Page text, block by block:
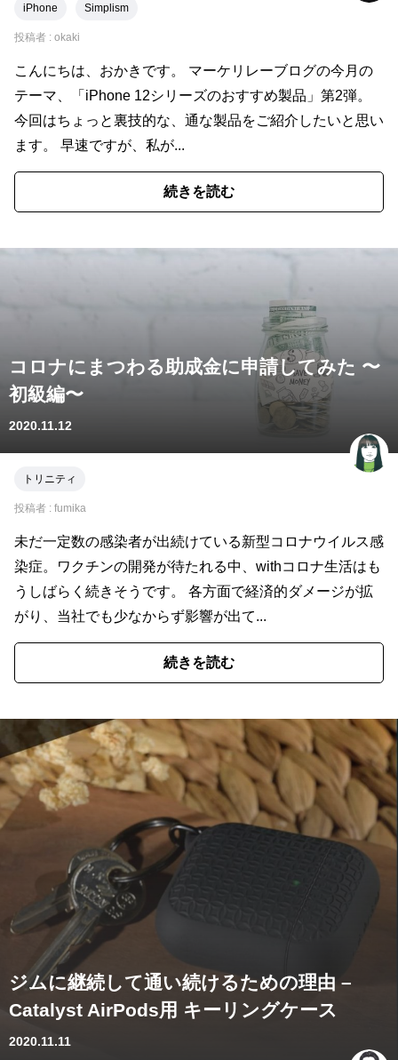
iPhone Simplism
投稿者 : okaki
こんにちは、おかきです。 マーケリレーブログの今月の
テーマ、「iPhone 12シリーズのおすすめ製品」第2弾。
今回はちょっと裏技的な、通な製品をご紹介したいと思い
ます。 早速ですが、私が...
続きを読む
コロナにまつわる助成金に申請してみた 〜
初級編〜
2020.11.12
トリニティ
投稿者 : fumika
未だ一定数の感染者が出続けている新型コロナウイルス感
染症。ワクチンの開発が待たれる中、withコロナ生活はも
うしばらく続きそうです。 各方面で経済的ダメージが拡
がり、当社でも少なからず影響が出て...
続きを読む
ジムに継続して通い続けるための理由 –
Catalyst AirPods用 キーリングケース
2020.11.11